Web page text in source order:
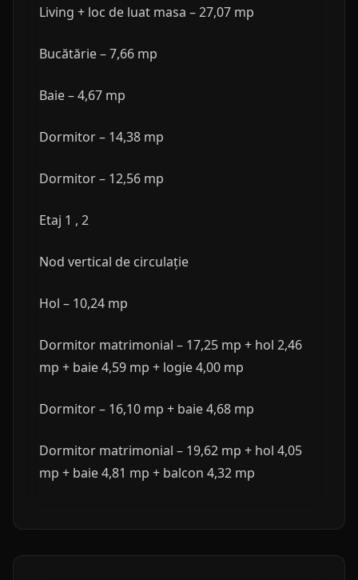
Living + loc de luat masa – 27,07 mp
Bucătărie – 7,66 mp
Baie – 4,67 mp
Dormitor – 14,38 mp
Dormitor – 12,56 mp
Etaj 1 , 2
Nod vertical de circulație
Hol – 10,24 mp
Dormitor matrimonial – 17,25 mp + hol 2,46
mp + baie 4,59 mp + logie 4,00 mp
Dormitor – 16,10 mp + baie 4,68 mp
Dormitor matrimonial – 19,62 mp + hol 4,05
mp + baie 4,81 mp + balcon 4,32 mp